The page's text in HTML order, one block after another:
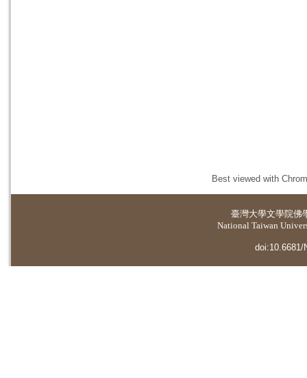
Best viewed with
臺灣大學文學院佛
National Taiwan
doi:10.6681/